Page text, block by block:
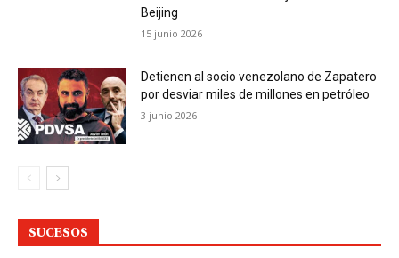
Beijing
15 junio 2026
Detienen al socio venezolano de Zapatero
por desviar miles de millones en petróleo
3 junio 2026
SUCESOS